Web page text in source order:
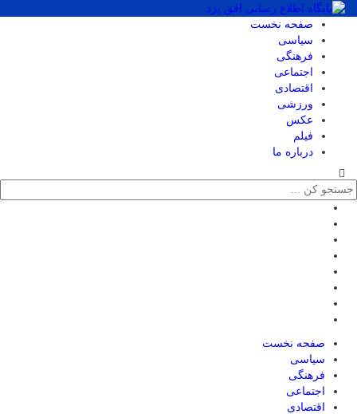
صفحه نخست
سیاسی
فرهنگی
اجتماعی
اقتصادی
ورزشی
عکس
فیلم
درباره ما
صفحه نخست
سیاسی
فرهنگی
اجتماعی
اقتصادی